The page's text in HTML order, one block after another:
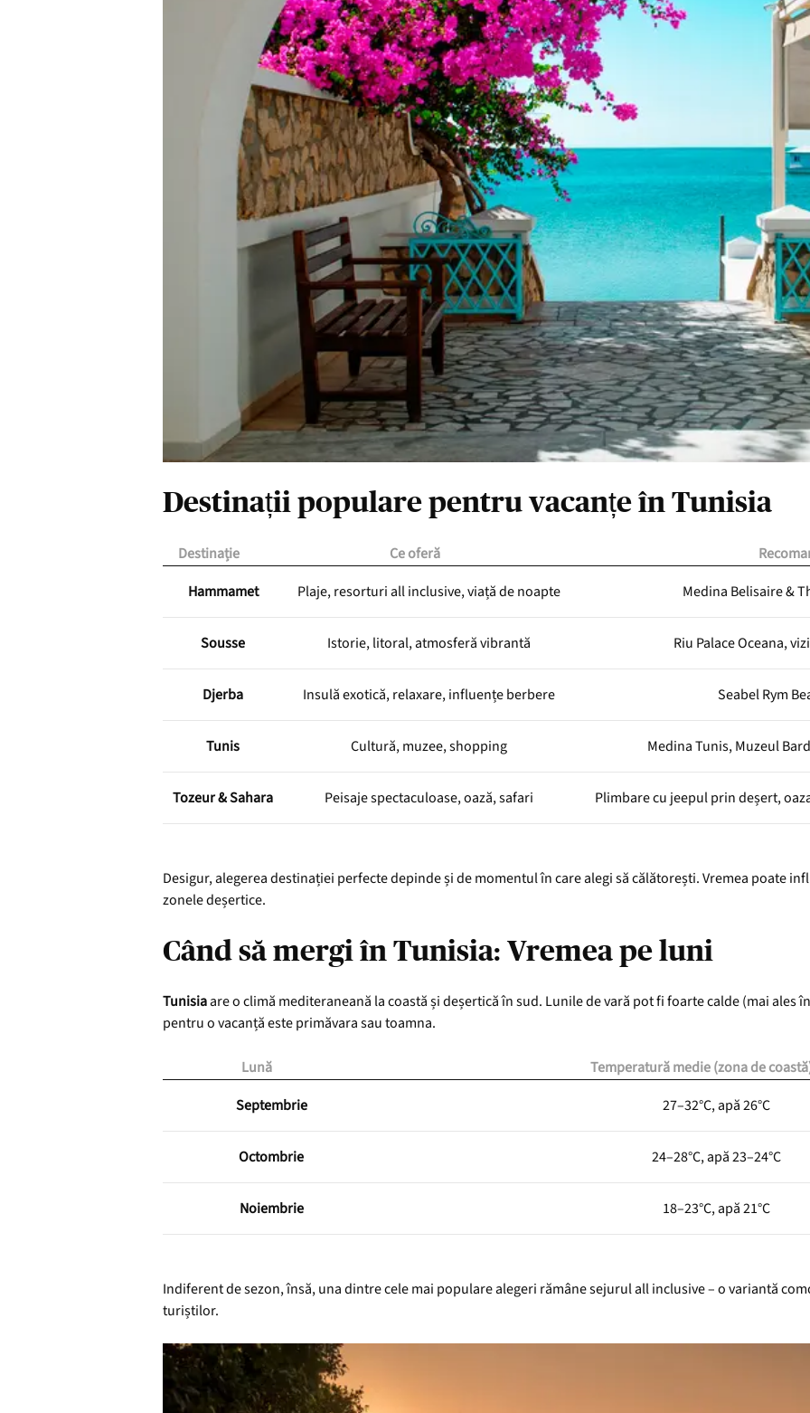
Destinații populare pentru vacanțe în Tunisia
Destinație Ce oferă
Hammamet
Plaje, resorturi all inclusive, viață de noapte Medina Belisaire &
Sousse Istorie, litoral, atmosferă vibrantă Riu Palace Oceana,
Djerba Insulă exotică, relaxare, influențe berbere Seabel Rym
Tunis Cultură, muzee, shopping Medina Tunis, Muzeul
Tozeur & Sahara Peisaje spectaculoase, oază, safari Plimbare cu jeepul prin deșert,
Desigur, alegerea destinației perfecte depinde și de momentul în care alegi să călătorești. Vremea poate
zonele deșertice.
Când să mergi în Tunisia: Vremea pe luni
Tunisiaare o climă mediteraneană la coastă și deșertică în sud. Lunile de vară pot fi foarte calde (mai ales
pentru o vacanță este primăvara sau toamna.
Lună
Temperatură medie (zona de
Septembrie
27–32°C, apă 26°C
Octombrie 24–28°C, apă 23–24°C
Noiembrie 18–23°C, apă 21°C
Indiferent de sezon, însă, una dintre cele mai populare alegeri rămâne sejurul all inclusive – o variantă
turiștilor.